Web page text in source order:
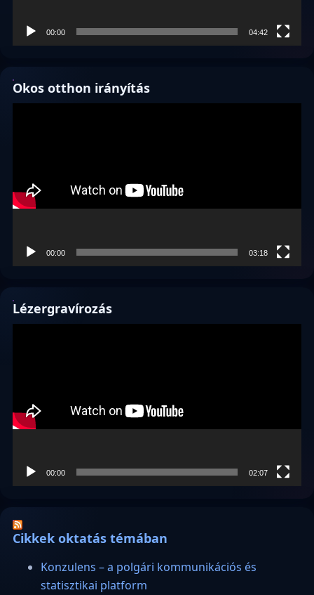
00:00 04:42
Okos otthon irányítás
00:00 03:18
Lézergravírozás
00:00 02:07
Cikkek oktatás témában
Konzulens – a polgári kommunikációs és
statisztikai platform